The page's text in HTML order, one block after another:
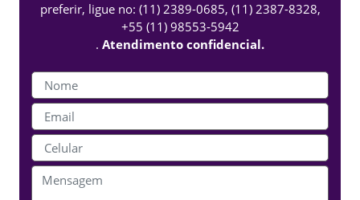
preferir, ligue no: (11) 2389-0685, (11) 2387-8328,
+55 (11) 98553-5942
. Atendimento confidencial.